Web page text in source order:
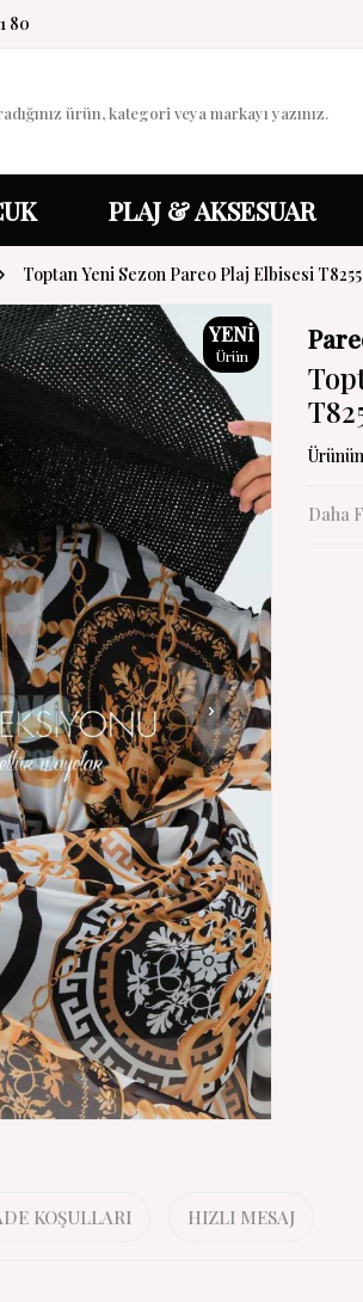
80
PLAJ & AKSESUAR
Toptan Yeni Sezon Pareo Plaj Elbisesi T8255
YENI
Ürün
Daha
KOŞULLARI HIZLI MESAJ